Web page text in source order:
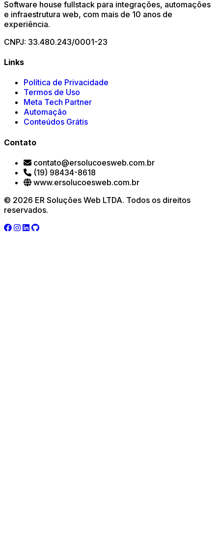
Software house fullstack para integrações, automações
e infraestrutura web, com mais de 10 anos de
experiência.
CNPJ: 33.480.243/0001-23
Links
Política de Privacidade
Termos de Uso
Meta Tech Partner
Automação
Conteúdos Grátis
Contato
contato@ersolucoesweb.com.br
(19) 98434-8618
www.ersolucoesweb.com.br
© 2026 ER Soluções Web LTDA. Todos os direitos
reservados.